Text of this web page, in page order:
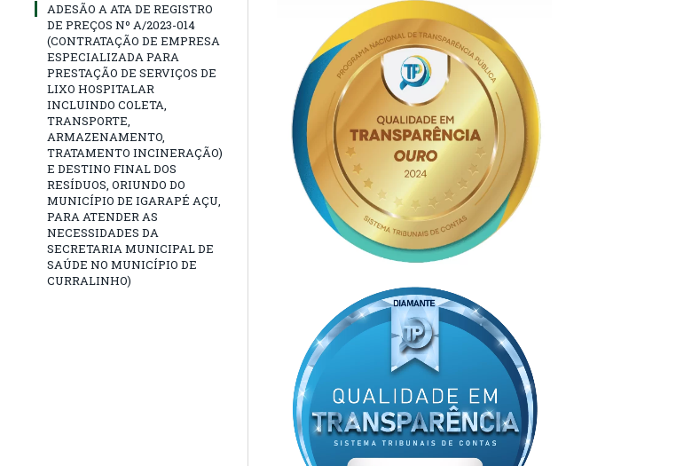
ADESÃO A ATA DE REGISTRO
DE PREÇOS Nº A/2023-014
(CONTRATAÇÃO DE EMPRESA
ESPECIALIZADA PARA
PRESTAÇÃO DE SERVIÇOS DE
LIXO HOSPITALAR
INCLUINDO COLETA,
TRANSPORTE,
ARMAZENAMENTO,
TRATAMENTO INCINERAÇÃO)
E DESTINO FINAL DOS
RESÍDUOS, ORIUNDO DO
MUNICÍPIO DE IGARAPÉ AÇU,
PARA ATENDER AS
NECESSIDADES DA
SECRETARIA MUNICIPAL DE
SAÚDE NO MUNICÍPIO DE
CURRALINHO)